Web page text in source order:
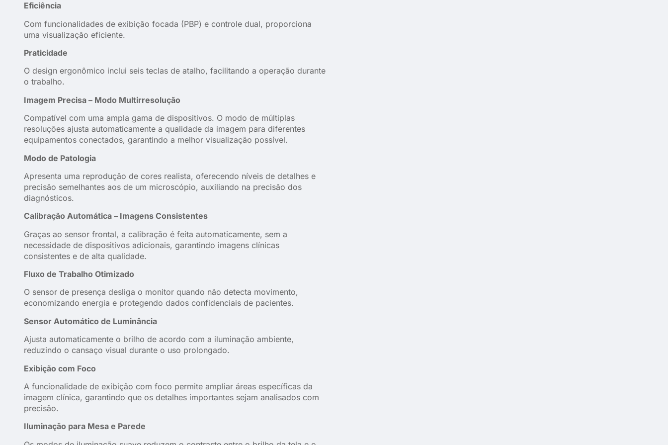
Eficiência
Com funcionalidades de exibição focada (PBP) e controle dual, proporciona
uma visualização eficiente.
Praticidade
O design ergonômico inclui seis teclas de atalho, facilitando a operação durante
o trabalho.
Imagem Precisa – Modo Multirresolução
Compatível com uma ampla gama de dispositivos. O modo de múltiplas
resoluções ajusta automaticamente a qualidade da imagem para diferentes
equipamentos conectados, garantindo a melhor visualização possível.
Modo de Patologia
Apresenta uma reprodução de cores realista, oferecendo níveis de detalhes e
precisão semelhantes aos de um microscópio, auxiliando na precisão dos
diagnósticos.
Calibração Automática – Imagens Consistentes
Graças ao sensor frontal, a calibração é feita automaticamente, sem a
necessidade de dispositivos adicionais, garantindo imagens clínicas
consistentes e de alta qualidade.
Fluxo de Trabalho Otimizado
O sensor de presença desliga o monitor quando não detecta movimento,
economizando energia e protegendo dados confidenciais de pacientes.
Sensor Automático de Luminância
Ajusta automaticamente o brilho de acordo com a iluminação ambiente,
reduzindo o cansaço visual durante o uso prolongado.
Exibição com Foco
A funcionalidade de exibição com foco permite ampliar áreas específicas da
imagem clínica, garantindo que os detalhes importantes sejam analisados com
precisão.
Iluminação para Mesa e Parede